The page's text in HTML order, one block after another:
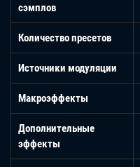
сэмплов
Количество пресетов
Источники модуляции
Макроэффекты
Дополнительные
эффекты